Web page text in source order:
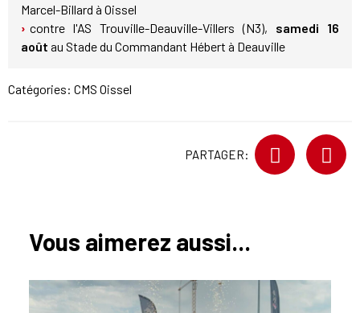
Marcel-Billard à Oissel
contre l'AS Trouville-Deauville-Villers (N3), samedi 16
août au Stade du Commandant Hébert à Deauville
Catégories: CMS Oissel
PARTAGER:
Vous aimerez aussi...